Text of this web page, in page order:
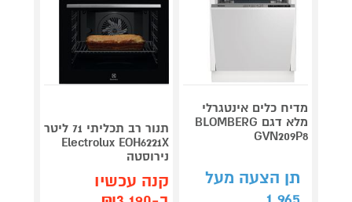
מדיח כלים אינטגרלי
מלא דגם BLOMBERG
GVN209P8
תן הצעה מעל
תנור רב תכליתי 71 ליטר
Electrolux EOH6221X
נירוסטה
קנה עכשיו